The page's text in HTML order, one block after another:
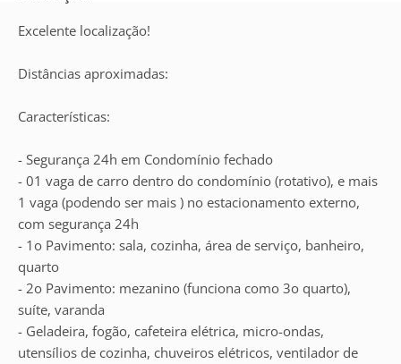
Excelente localização!
Distâncias aproximadas:
Características:
- Segurança 24h em Condomínio fechado
- 01 vaga de carro dentro do condomínio (rotativo), e mais
1 vaga (podendo ser mais ) no estacionamento externo,
com segurança 24h
- 1o Pavimento: sala, cozinha, área de serviço, banheiro,
quarto
- 2o Pavimento: mezanino (funciona como 3o quarto),
suíte, varanda
- Geladeira, fogão, cafeteira elétrica, micro-ondas,
utensílios de cozinha, chuveiros elétricos, ventilador de